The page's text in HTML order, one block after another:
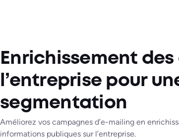
Enrichissement
l’entreprise pour
segmentation
Améliorez vos campagnes d’e-mailing en
informations publiques sur l’entreprise.